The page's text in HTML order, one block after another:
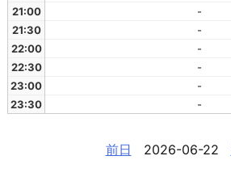
21:00
-
21:30
-
22:00
-
22:30
-
23:00
-
23:30
-
前日 2026-06-22